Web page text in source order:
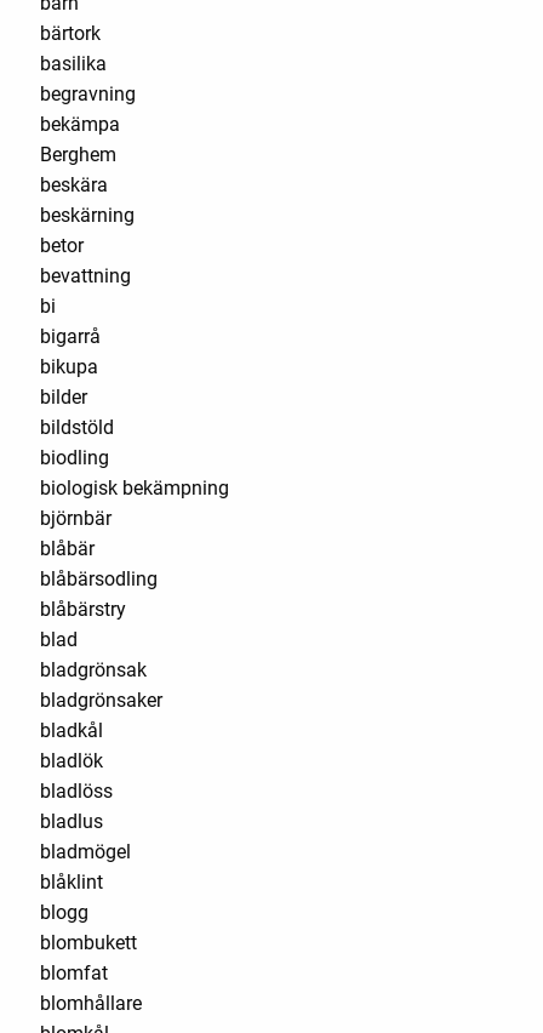
bärtork
basilika
begravning
bekämpa
Berghem
beskära
beskärning
betor
bevattning
bi
bigarrå
bikupa
bilder
bildstöld
biodling
biologisk bekämpning
björnbär
blåbär
blåbärsodling
blåbärstry
blad
bladgrönsak
bladgrönsaker
bladkål
bladlök
bladlöss
bladlus
bladmögel
blåklint
blogg
blombukett
blomfat
blomhållare